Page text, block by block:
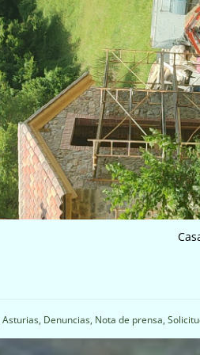
Asturias, Denuncias, Nota de prensa,